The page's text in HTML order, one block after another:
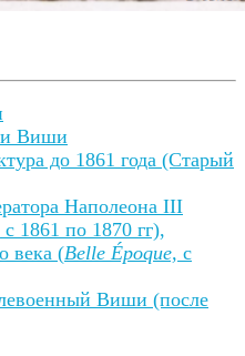
Виши
до 1861 года (Старый
Наполеона III
1861 по 1870 гг),
века (Belle Époque, с
Виши (после